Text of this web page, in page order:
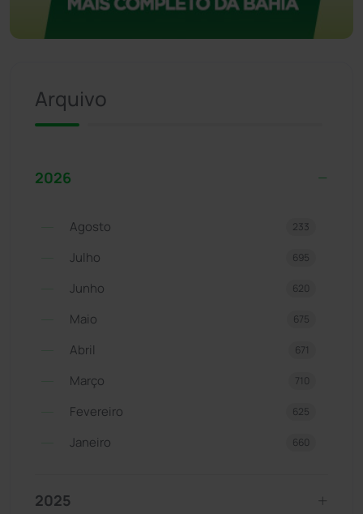
Arquivo
2026
Agosto 233
Julho 695
Junho 620
Maio 675
Abril 671
Março 710
Fevereiro 625
Janeiro 660
2025